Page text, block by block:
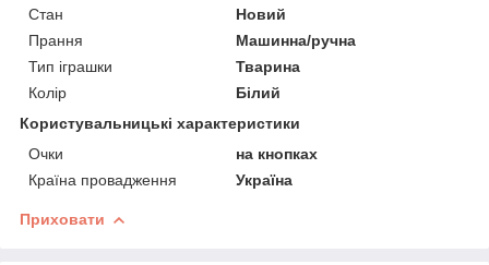
Стан
Новий
Прання
Машинна/ручна
Тип іграшки
Тварина
Колір
Білий
Користувальницькі характеристики
Очки
на кнопках
Країна провадження
Україна
Приховати